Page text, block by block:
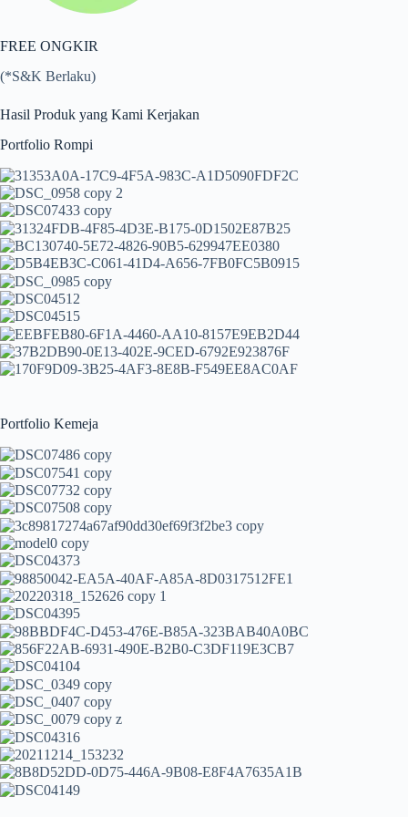
FREE ONGKIR
(*S&K Berlaku)
Hasil Produk yang Kami Kerjakan
Portfolio Rompi
Portfolio Kemeja